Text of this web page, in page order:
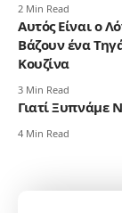
2 Min Read
Αυτός Είναι ο
Βάζουν ένα
Κουζίνα
3 Min Read
Γιατί Ξυπνάμε
4 Min Read